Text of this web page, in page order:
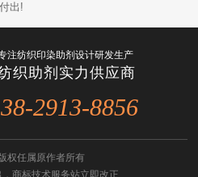
出!
注纺织印染助剂设计研发生产
织助剂实力供应商
2913-8856
权任属原作者所有